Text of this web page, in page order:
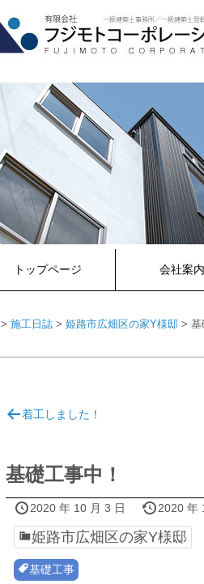
トップページ 会社案内
> 施工日誌 > 姫路市広畑区の家Y様邸 > 基
稿
ビ
ゲ
ー
シ
ョ
着工しました！
基礎工事中！
2020 年 10 月 3 日 2020 年
姫路市広畑区の家Y様邸
基礎工事